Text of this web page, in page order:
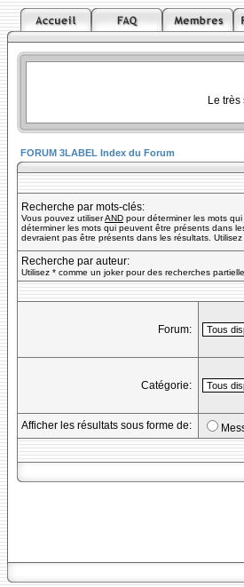
Le
FORUM 3LABEL Index du Forum
Recherche par mots-clés:
Vous pouvez utiliserAND pour déterminer les mots
déterminer les mots qui peuvent être présents dans
devraient pas être présents dans les résultats.
Recherche par auteur:
Utilisez * comme un joker pour des recherches
Forum:
Catégorie:
Afficher les résultats sous forme de: